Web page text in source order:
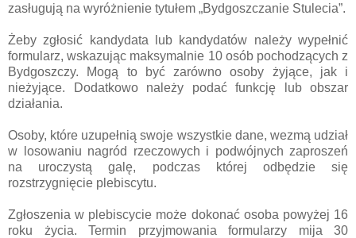
zasługują na wyróżnienie tytułem „Bydgoszczanie Stulecia”.
Żeby zgłosić kandydata lub kandydatów należy wypełnić
formularz, wskazując maksymalnie 10 osób pochodzących z
Bydgoszczy. Mogą to być zarówno osoby żyjące, jak i
nieżyjące. Dodatkowo należy podać funkcję lub obszar
działania.
Osoby, które uzupełnią swoje wszystkie dane, wezmą udział
w losowaniu nagród rzeczowych i podwójnych zaproszeń
na uroczystą galę, podczas której odbędzie się
rozstrzygnięcie plebiscytu.
Zgłoszenia w plebiscycie może dokonać osoba powyżej 16
roku życia. Termin przyjmowania formularzy mija 30